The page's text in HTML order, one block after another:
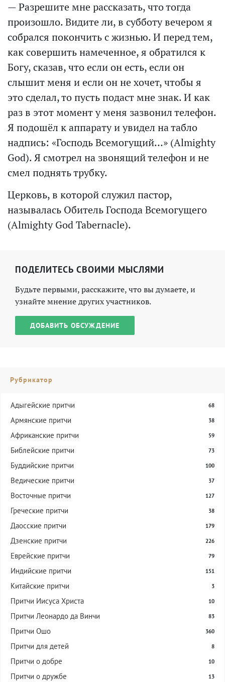
— Разрешите мне рассказать, что тогда
произошло. Видите ли, в субботу вечером я
собрался покончить с жизнью. И перед тем,
как совершить намеченное, я обратился к
Богу, сказав, что если он есть, если он
слышит меня и если он не хочет, чтобы я
это сделал, то пусть подаст мне знак. И как
раз в этот момент у меня зазвонил телефон.
Я подошёл к аппарату и увидел на табло
надпись: «Господь Всемогущий…» (Almighty
God). Я смотрел на звонящий телефон и не
смел поднять трубку.
Церковь, в которой служил пастор,
называлась Обитель Господа Всемогущего
(Almighty God Tabernacle).
ПОДЕЛИТЕСЬ СВОИМИ МЫСЛЯМИ
Будьте первыми, расскажите, что вы думаете, и
узнайте мнение других участников.
ДОБАВИТЬ ОБСУЖДЕНИЕ
Рубрикатор
Адыгейские притчи 68
Армянские притчи 38
Африканские притчи 59
Библейские притчи 73
Буддийские притчи 100
Ведические притчи 37
Восточные притчи 127
Греческие притчи 38
Даосские притчи 179
Дзенские притчи 226
Еврейские притчи 79
Индийские притчи 151
Китайские притчи 3
Притчи Иисуса Христа 10
Притчи Леонардо да Винчи 83
Притчи Ошо 360
Притчи для детей 8
Притчи о добре 10
Притчи о дружбе 13